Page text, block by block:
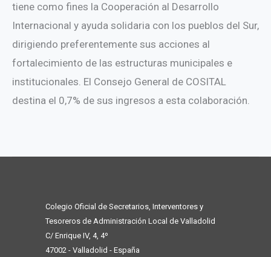
tiene como fines la Cooperación al Desarrollo
Internacional y ayuda solidaria con los pueblos del Sur,
dirigiendo preferentemente sus acciones al
fortalecimiento de las estructuras municipales e
institucionales. El Consejo General de COSITAL
destina el 0,7% de sus ingresos a esta colaboración.
Colegio Oficial de Secretarios, Interventores y
Tesoreros de Administración Local de Valladolid
C/ Enrique IV, 4, 4º
47002 - Valladolid - España